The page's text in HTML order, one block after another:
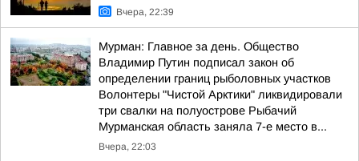
Вчера, 22:39
Мурман: Главное за день. Общество
Владимир Путин подписал закон об
определении границ рыболовных участков
Волонтеры "Чистой Арктики" ликвидировали
три свалки на полуострове Рыбачий
Мурманская область заняла 7-е место в...
Вчера, 22:03